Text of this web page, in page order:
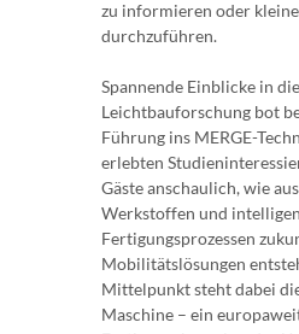
zu informieren oder
durchzuführen.
Spannende Einblicke in die
Leichtbauforschung bot
Führung ins MERGE-
erlebten
Gäste anschaulich, wie
Werkstoffen und
Fertigungsprozessen
Mobilitätslösungen
Mittelpunkt steht dabei
Maschine – ein